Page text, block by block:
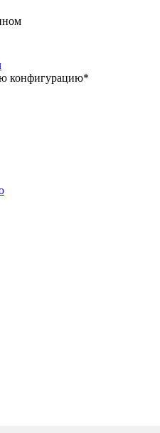
конфигурацию*